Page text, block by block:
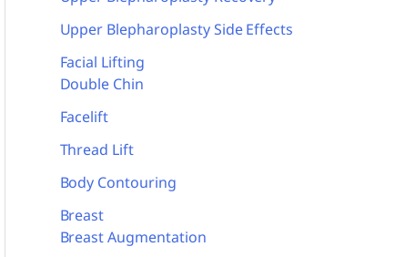
Upper Blepharoplasty Side Effects
Facial Lifting
Double Chin
Facelift
Thread Lift
Body Contouring
Breast
Breast Augmentation